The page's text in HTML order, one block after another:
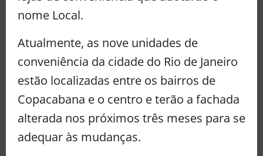
nome Local.
Atualmente, as nove unidades de
conveniência da cidade do Rio de Janeiro
estão localizadas entre os bairros de
Copacabana e o centro e terão a fachada
alterada nos próximos três meses para se
adequar às mudanças.